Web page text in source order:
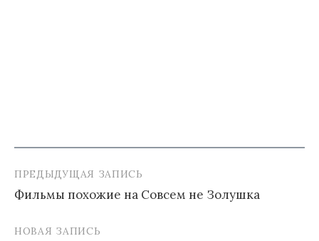
Навигация
по
записям
ПРЕДЫДУЩАЯ ЗАПИСЬ
Фильмы похожие на Совсем не Золушка
НОВАЯ ЗАПИСЬ